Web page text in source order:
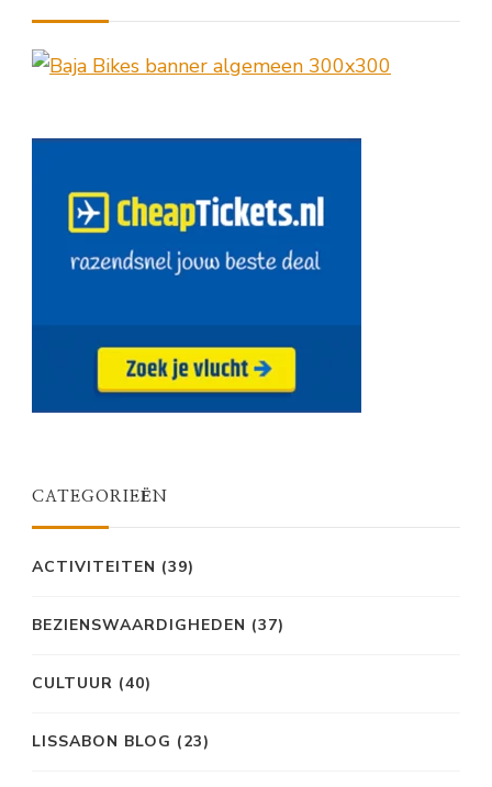
CATEGORIEËN
ACTIVITEITEN (39)
BEZIENSWAARDIGHEDEN (37)
CULTUUR (40)
LISSABON BLOG (23)